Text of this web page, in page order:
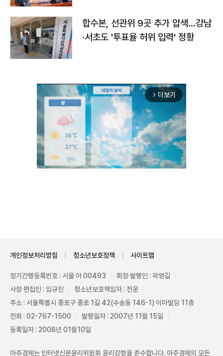
합수본, 선관위 9곳 추가 압색…강남
·서초도 '투표율 허위 입력' 정황
arrow_forward_ios 더보기
개인정보처리방침 청소년보호정책 사이트맵
정기간행등록번호 : 서울 아 00493
회장·발행인 : 곽영길
사장·편집인 : 임규진
청소년보호책임자 : 전운
주소 : 서울특별시 종로구 종로 1길 42(수송동 146-1) 이마빌딩 11층
전화 : 02-767-1500
발행일자 : 2007년 11월 15일
등록일자 : 2008년 01월10일
아주경제는 인터넷신문윤리위원회 윤리강령을 준수합니다. 아주경제의 모든